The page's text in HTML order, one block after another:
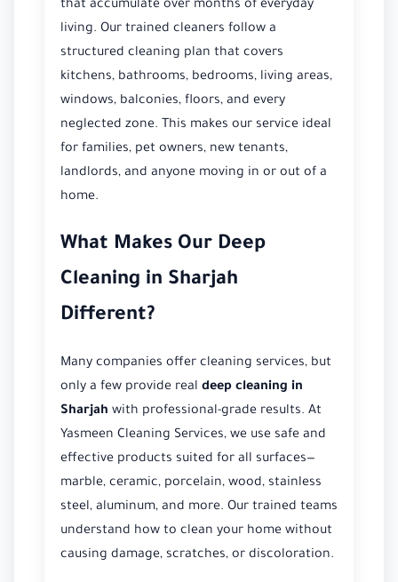
that accumulate over months of everyday
living. Our trained cleaners follow a
structured cleaning plan that covers
kitchens, bathrooms, bedrooms, living areas,
windows, balconies, floors, and every
neglected zone. This makes our service ideal
for families, pet owners, new tenants,
landlords, and anyone moving in or out of a
home.
What Makes Our Deep
Cleaning in Sharjah
Different?
Many companies offer cleaning services, but
only a few provide real deep cleaning in
Sharjah with professional-grade results. At
Yasmeen Cleaning Services, we use safe and
effective products suited for all surfaces—
marble, ceramic, porcelain, wood, stainless
steel, aluminum, and more. Our trained teams
understand how to clean your home without
causing damage, scratches, or discoloration.